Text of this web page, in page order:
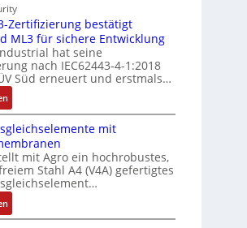
g
e
d
u
t
r
i
e
-
P
C
l
ä
s
s
b
i
f
u
n
k
m
o
d
u
l
e
b
Zertifizierung bestätigt
ML3 für sichere Entwicklung
hat seine
nach IEC62443-4-1:2018
Süd erneuert und erstmals…
:
I
E
C
6
2
4
4
3
mit
mit Agro ein hochrobustes,
Stahl A4 (V4A) gefertigtes
:
D